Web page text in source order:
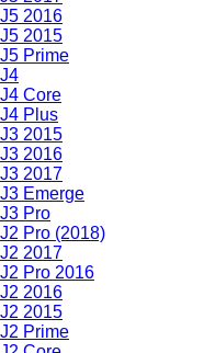
J5 2016
J5 2015
J5 Prime
J4
J4 Core
J4 Plus
J3 2015
J3 2016
J3 2017
J3 Emerge
J3 Pro
J2 Pro (2018)
J2 2017
J2 Pro 2016
J2 2016
J2 2015
J2 Prime